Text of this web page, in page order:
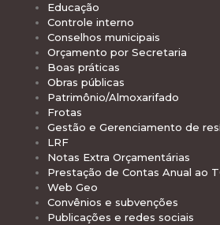
Educação
Controle interno
Conselhos municipais
Orçamento por Secretaria
Boas práticas
Obras públicas
Patrimônio/Almoxarifado
Frotas
Gestão e Gerenciamento de
LRF
Notas Extra Orçamentárias
Prestação de Contas Anual ao
Web Geo
Convênios e subvenções
Publicações e redes sociais